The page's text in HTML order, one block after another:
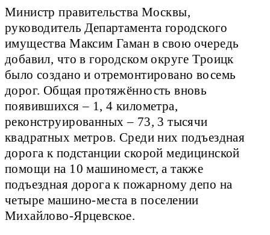
Министр правительства Москвы,
руководитель Департамента городского
имущества Максим Гаман в свою очередь
добавил, что в городском округе Троицк
было создано и отремонтировано восемь
дорог. Общая протяжённость вновь
появившихся – 1, 4 километра,
реконструированных – 73, 3 тысячи
квадратных метров. Среди них подъездная
дорога к подстанции скорой медицинской
помощи на 10 машиномест, а также
подъездная дорога к пожарному депо на
четыре машино-места в поселении
Михайлово-Ярцевское.